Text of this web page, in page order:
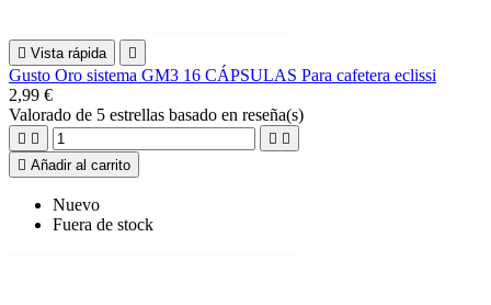
 Vista rápida 
Gusto Oro sistema GM3 16 CÁPSULAS Para cafetera eclissi
2,99 €
Valorado de 5 estrellas basado en reseña(s)
   
 Añadir al carrito
Nuevo
Fuera de stock